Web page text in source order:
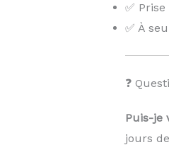
✅
✅ À
❓
Puis-je
jours